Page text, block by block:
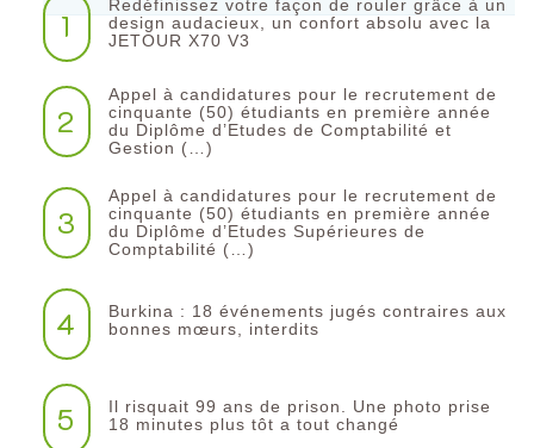
1
Redéfinissez votre façon de rouler grâce à un
design audacieux, un confort absolu avec la
JETOUR X70 V3
2
Appel à candidatures pour le recrutement de
cinquante (50) étudiants en première année
du Diplôme d’Etudes de Comptabilité et
Gestion (…)
3
Appel à candidatures pour le recrutement de
cinquante (50) étudiants en première année
du Diplôme d’Etudes Supérieures de
Comptabilité (…)
4
Burkina : 18 événements jugés contraires aux
bonnes mœurs, interdits
5
Il risquait 99 ans de prison. Une photo prise
18 minutes plus tôt a tout changé